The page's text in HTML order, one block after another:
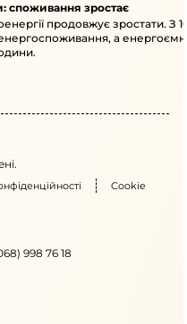
споживання зростає
продовжує зростати. З
а
Cookie
998 76 18